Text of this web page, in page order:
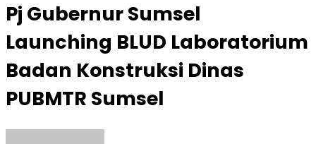
Pj Gubernur Sumsel
Launching BLUD Laboratorium
Badan Konstruksi Dinas
PUBMTR Sumsel